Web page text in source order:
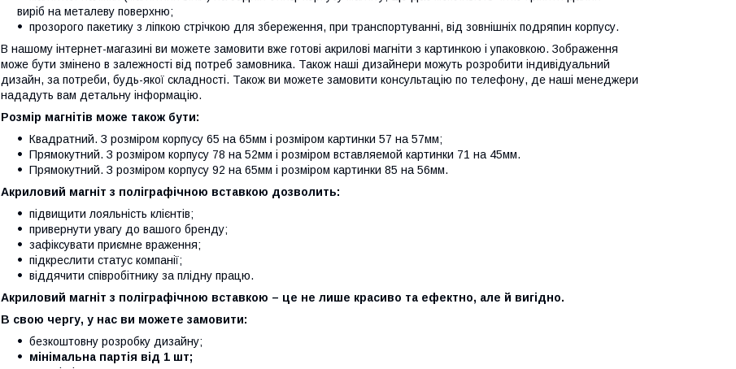
виріб на металеву поверхню;
прозорого пакетику з ліпкою стрічкою для збереження, при транспортуванні, від зовнішніх подряпин корпусу.
В нашому інтернет-магазині ви можете замовити вже готові акрилові магніти з картинкою і упаковкою. Зображення
може бути змінено в залежності від потреб замовника. Також наші дизайнери можуть розробити індивідуальний
дизайн, за потреби, будь-якої складності. Також ви можете замовити консультацію по телефону, де наші менеджери
нададуть вам детальну інформацію.
Розмір магнітів може також бути:
Квадратний. З розміром корпусу 65 на 65мм і розміром картинки 57 на 57мм;
Прямокутний. З розміром корпусу 78 на 52мм і розміром вставляемой картинки 71 на 45мм.
Прямокутний. З розміром корпусу 92 на 65мм і розміром картинки 85 на 56мм.
Акриловий магніт з поліграфічною вставкою дозволить:
підвищити лояльність клієнтів;
привернути увагу до вашого бренду;
зафіксувати приємне враження;
підкреслити статус компанії;
віддячити співробітнику за плідну працю.⠀
Акриловий магніт з поліграфічною вставкою – це не лише красиво та ефектно, але й вигідно.
В свою чергу, у нас ви можете замовити:
безкоштовну розробку дизайну;
мінімальна партія від 1 шт;